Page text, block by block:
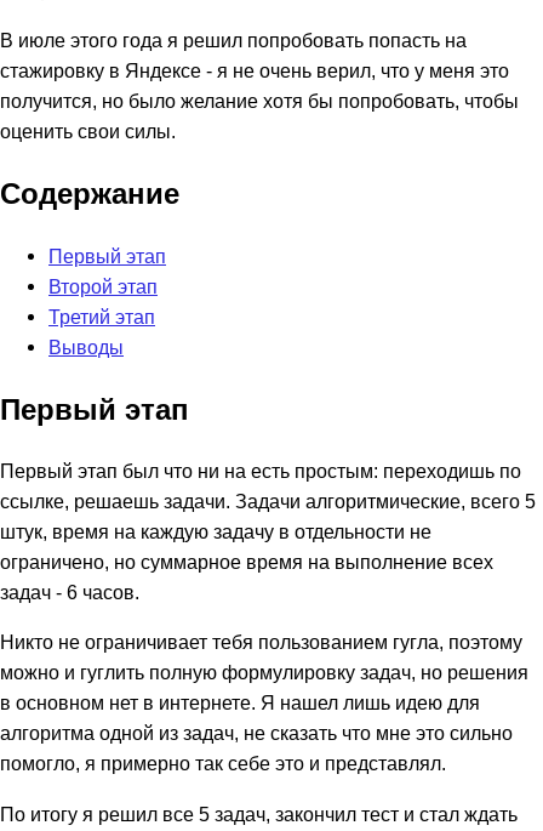
В июле этого года я решил попробовать попасть на
стажировку в Яндексе - я не очень верил, что у меня это
получится, но было желание хотя бы попробовать, чтобы
оценить свои силы.
Содержание
Первый этап
Второй этап
Третий этап
Выводы
Первый этап
Первый этап был что ни на есть простым: переходишь по
ссылке, решаешь задачи. Задачи алгоритмические, всего 5
штук, время на каждую задачу в отдельности не
ограничено, но суммарное время на выполнение всех
задач - 6 часов.
Никто не ограничивает тебя пользованием гугла, поэтому
можно и гуглить полную формулировку задач, но решения
в основном нет в интернете. Я нашел лишь идею для
алгоритма одной из задач, не сказать что мне это сильно
помогло, я примерно так себе это и представлял.
По итогу я решил все 5 задач, закончил тест и стал ждать